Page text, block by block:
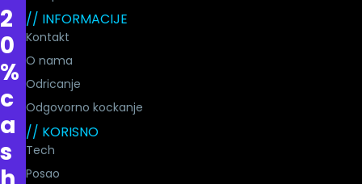
2
0
%
c
a
s
// INFORMACIJE
Kontakt
O nama
Odricanje
Odgovorno kockanje
// KORISNO
Tech
Posao